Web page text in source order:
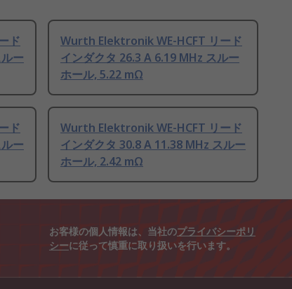
ド
ー
Wurth Elektronik WE-HCFT リード
インダクタ 26.3 A 6.19 MHz スルー
ホール, 5.22 mΩ
ド
ー
Wurth Elektronik WE-HCFT リード
インダクタ 30.8 A 11.38 MHz スルー
ホール, 2.42 mΩ
お客様の個人情報は、当社のプライバシーポリ
シーに従って慎重に取り扱いを行います。